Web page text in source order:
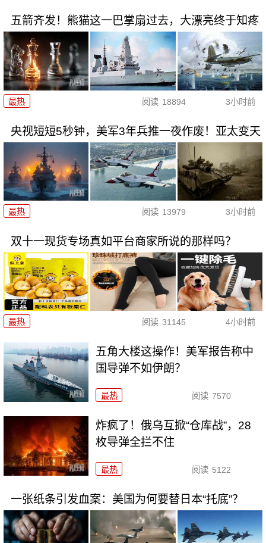
五箭齐发！熊猫这一巴掌扇过去，大漂亮终于知疼
最热 阅读 18894 3小时前
央视短短5秒钟，美军3年兵推一夜作废！亚太变天
最热 阅读 13979 3小时前
双十一现货专场真如平台商家所说的那样吗？
最热 阅读 31145 4小时前
五角大楼这操作！美军报告称中
国导弹不如伊朗？
最热 阅读 7570
炸疯了！俄乌互掀“仓库战”，28
枚导弹全拦不住
最热 阅读 5122
一张纸条引发血案：美国为何要替日本“托底”？